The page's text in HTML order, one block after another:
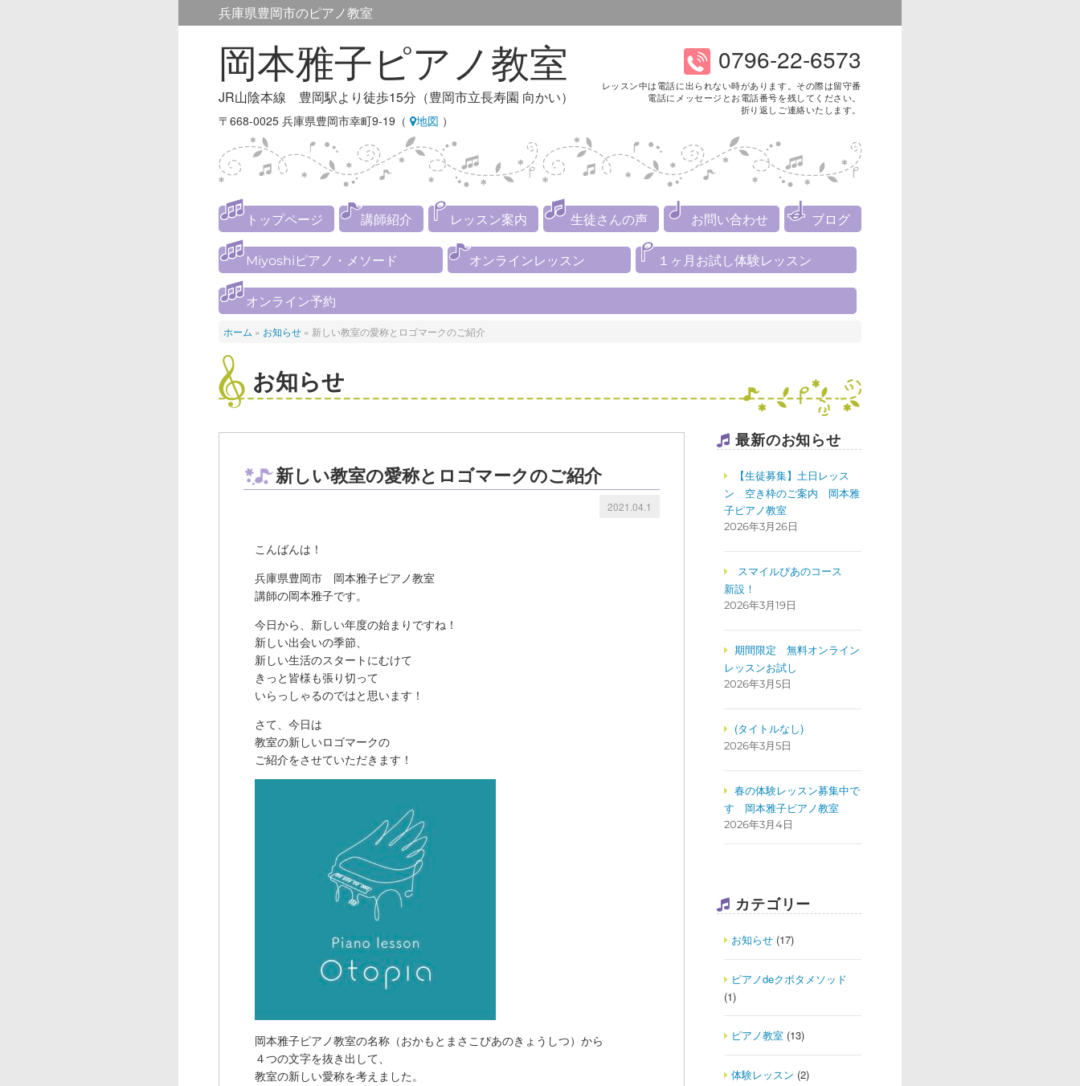
兵庫県豊岡市のピアノ教室
岡本雅子ピアノ教室
JR山陰本線 豊岡駅より徒歩15分（豊岡市立長寿園 向かい）
〒668-0025 兵庫県豊岡市幸町9-19（ 地図 ）
0796-22-6573
レッスン中は電話に出られない時があります。その際は留守番
電話にメッセージとお電話番号を残してください。
折り返しご連絡いたします。
トップページ 講師紹介 レッスン案内 生徒さんの声 お問い合わせ ブログ
Miyoshiピアノ・メソード オンラインレッスン １ヶ月お試し体験レッスン
オンライン予約
ホーム » お知らせ » 新しい教室の愛称とロゴマークのご紹介
お知らせ
新しい教室の愛称とロゴマークのご紹介
2021.04.1
こんばんは！
兵庫県豊岡市 岡本雅子ピアノ教室
講師の岡本雅子です。
今日から、新しい年度の始まりですね！
新しい出会いの季節、
新しい生活のスタートにむけて
きっと皆様も張り切って
いらっしゃるのではと思います！
さて、今日は
教室の新しいロゴマークの
ご紹介をさせていただきます！
岡本雅子ピアノ教室の名称（おかもとまさこぴあのきょうしつ）から
４つの文字を抜き出して、
教室の新しい愛称を考えました。
最新のお知らせ
【生徒募集】土日レッス
ン 空き枠のご案内 岡本雅
子ピアノ教室
2026年3月26日
スマイルぴあのコース
新設！
2026年3月19日
期間限定 無料オンライン
レッスンお試し
2026年3月5日
(タイトルなし)
2026年3月5日
春の体験レッスン募集中で
す
岡本雅子ピアノ教室
2026年3月4日
カテゴリー
お知らせ(17)
ピアノdeクボタメソッド
(1)
ピアノ教室(13)
体験レッスン (2)